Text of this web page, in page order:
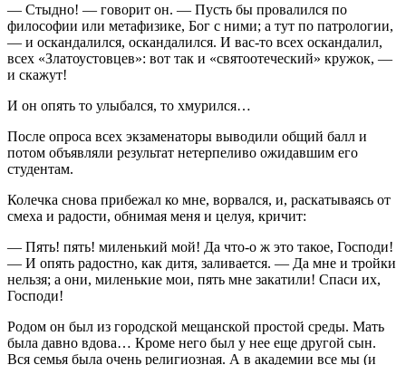
— Стыдно! — говорит он. — Пусть бы провалился по
философии или метафизике, Бог с ними; а тут по патрологии,
— и оскандалился, оскандалился. И вас-то всех оскандалил,
всех «Златоустовцев»: вот так и «святоотеческий» кружок, —
и скажут!
И он опять то улыбался, то хмурился…
После опроса всех экзаменаторы выводили общий балл и
потом объявляли результат нетерпеливо ожидавшим его
студентам.
Колечка снова прибежал ко мне, ворвался, и, раскатываясь от
смеха и радости, обнимая меня и целуя, кричит:
— Пять! пять! миленький мой! Да что-о ж это такое, Господи!
— И опять радостно, как дитя, заливается. — Да мне и тройки
нельзя; а они, миленькие мои, пять мне закатили! Спаси их,
Господи!
Родом он был из городской мещанской простой среды. Мать
была давно вдова… Кроме него был у нее еще другой сын.
Вся семья была очень религиозная. А в академии все мы (и